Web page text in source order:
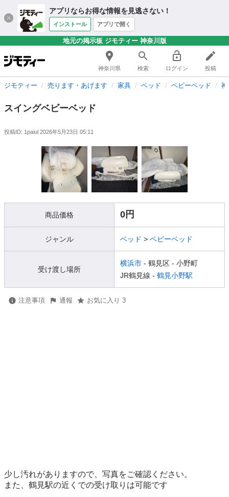
アプリならお得な情報を見逃さない！
インストール アプリで開く
地元の掲示板 ジモティー 神奈川版
神奈川県 検索 ログイン 投稿
ジモティー 売ります・あげます 家具 ベッド ベビーベッド
スイングベビーベッド
投稿ID: 1paiul 2026年5月23日 05:11
商品価格 0円
ジャンル ベッド > ベビーベッド
受け渡し場所
横浜市 - 鶴見区 - 小野町
JR鶴見線 - 鶴見小野駅
注意事項 通報 お気に入り 3
少し汚れがありますので、写真をご確認ください。
また、鶴見駅の近くでの受け取りは可能です